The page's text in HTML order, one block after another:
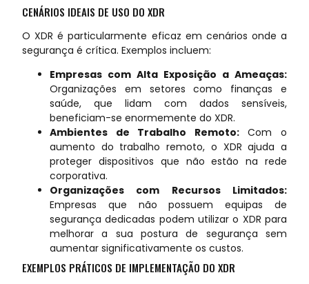
CENÁRIOS IDEAIS DE USO DO XDR
O XDR é particularmente eficaz em cenários onde a
segurança é crítica. Exemplos incluem:
Empresas com Alta Exposição a Ameaças:
Organizações em setores como finanças e
saúde, que lidam com dados sensíveis,
beneficiam-se enormemente do XDR.
Ambientes de Trabalho Remoto:Com o
aumento do trabalho remoto, o XDR ajuda a
proteger dispositivos que não estão na rede
corporativa.
Organizações com Recursos Limitados:
Empresas que não possuem equipas de
segurança dedicadas podem utilizar o XDR para
melhorar a sua postura de segurança sem
aumentar significativamente os custos.
EXEMPLOS PRÁTICOS DE IMPLEMENTAÇÃO DO XDR